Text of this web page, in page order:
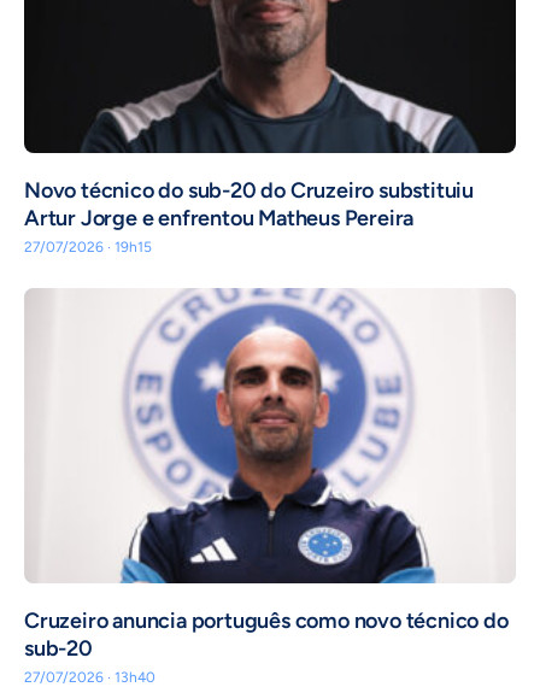
Novo técnico do sub-20 do Cruzeiro substituiu
Artur Jorge e enfrentou Matheus Pereira
27/07/2026 · 19h15
Cruzeiro anuncia português como novo técnico do
sub-20
27/07/2026 · 13h40